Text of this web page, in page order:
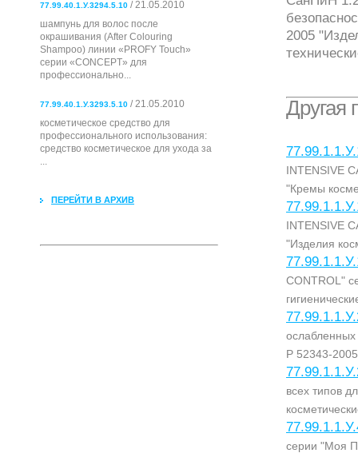
77.99.40.1.У.3294.5.10 / 21.05.2010
шампунь для волос после
окрашивания (After Colouring
Shampoo) линии «PROFY Touch»
серии «CONCEPT» для
профессионально...
77.99.40.1.У.3293.5.10 / 21.05.2010
косметическое средство для
профессионального использования:
cредство косметическое для ухода за
...
ПЕРЕЙТИ В АРХИВ
2005
Другая
INTENSIVE
"Кремы
INTENSIVE
"Изделия
CONTROL"
Р 52343-
всех типов
серии "Моя